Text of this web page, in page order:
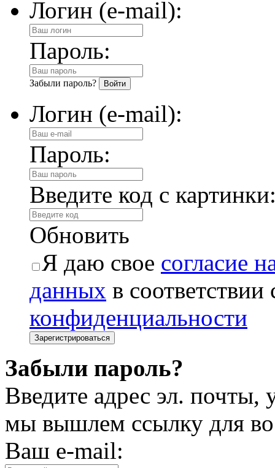
Логин (e-mail):
Пароль:
Забыли пароль?
Логин (e-mail):
Пароль:
Введите код с
Обновить
Я даю свое согласие
данных в соответствии
конфиденциальности
Забыли пароль?
Введите адрес эл. почты,
мы вышлем ссылку для
Ваш e-mail: